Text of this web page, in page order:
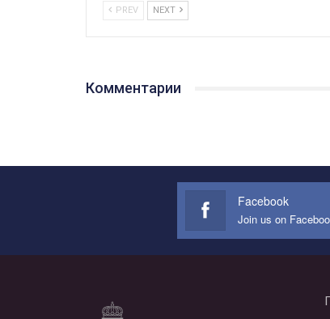
PREV NEXT
Комментарии
Facebook
Join us on